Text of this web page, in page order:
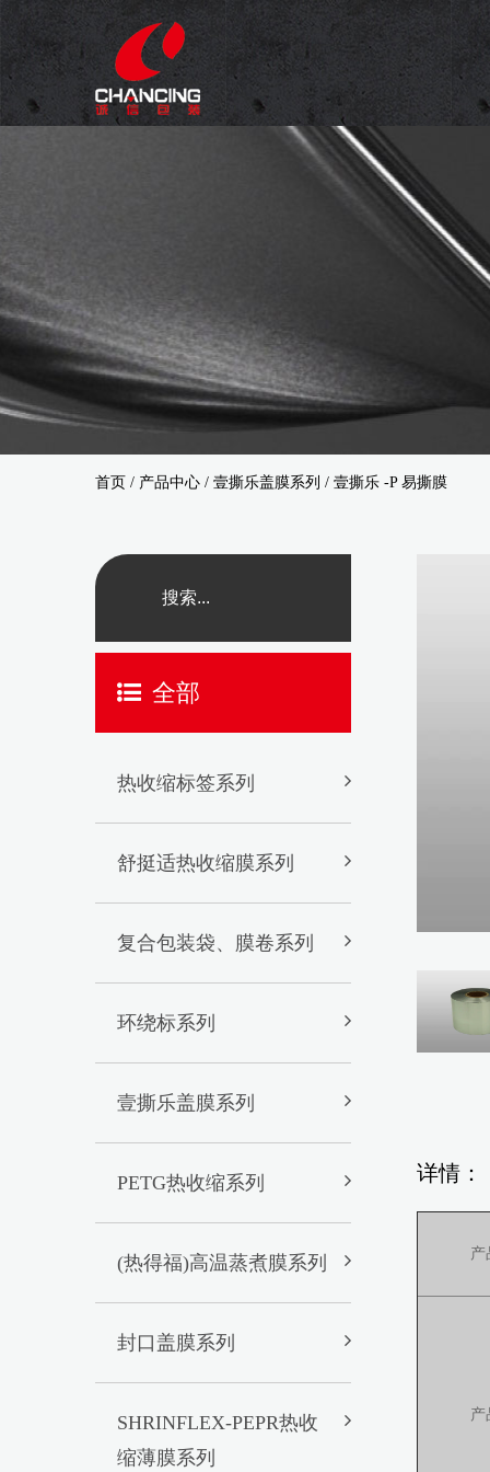
首页 / 产品中心 / 壹撕乐盖膜系列 / 壹撕乐 -P 易撕膜
全部
热收缩标签系列
舒挺适热收缩膜系列
复合包装袋、膜卷系列
环绕标系列
壹撕乐盖膜系列
PETG热收缩系列
(热得福)高温蒸煮膜系列
封口盖膜系列
SHRINFLEX-PEPR热收
缩薄膜系列
详情：
产
产